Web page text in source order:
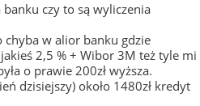
banku czy to są wyliczenia
chyba w alior banku gdzie
2,5 % + Wibor 3M też tyle mi
o prawie 200zł wyższa.
dzisiejszy) około 1480zł kredyt